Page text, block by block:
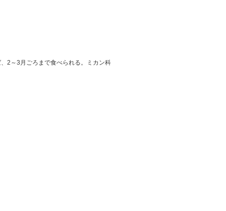
2～3月ごろまで食べられる。ミカン科